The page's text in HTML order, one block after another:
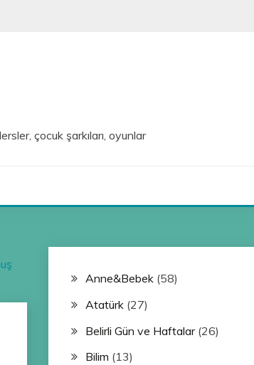
çocuk şarkıları, oyunlar
Anne&Bebek(58)
Atatürk(27)
Belirli Gün ve Haftalar(26)
Bilim (13)